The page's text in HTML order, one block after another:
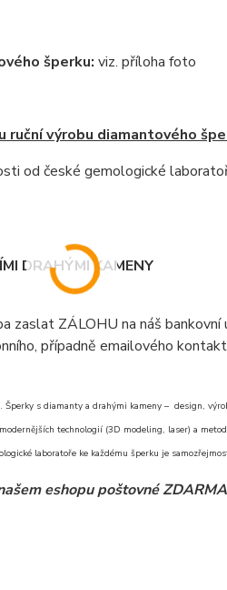
šperku: viz. příloha foto
ruční výrobu diamantového
od české gemologické
DRAHÝMI KAMENY
zaslat ZÁLOHU na náš bankovní
případně emailového
Šperky s diamanty a drahými kameny – design,
technologií (3D modeling, laser) a
laboratoře ke každému šperku je
eshopu poštovné